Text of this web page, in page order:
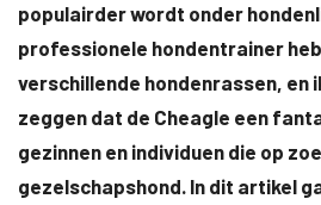
populairder wordt onder
professionele hondentrainer
verschillende hondenrassen, en
zeggen dat de Cheagle een
gezinnen en individuen die op
gezelschapshond. In dit artikel